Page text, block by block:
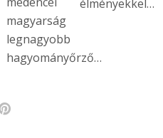
magyarság
legnagyobb
hagyományőrző…
élményekkel…